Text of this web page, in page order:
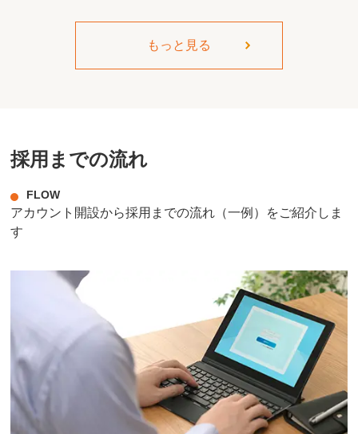
もっと見る
採用までの流れ
FLOW
アカウント開設から採用までの流れ（一例）をご紹介しま
す